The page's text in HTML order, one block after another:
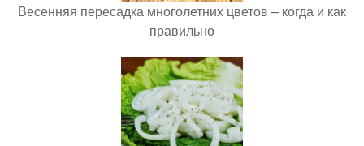
Весенняя пересадка многолетних цветов – когда и как
правильно